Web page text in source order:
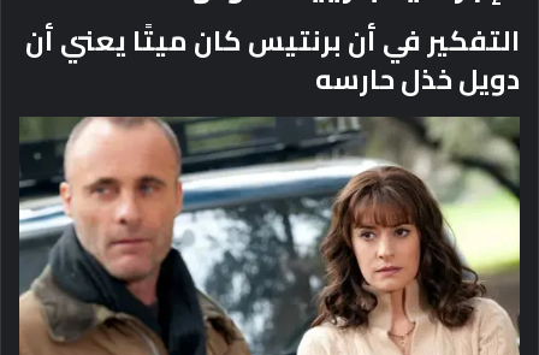
التفكير في أن برنتيس كان ميتًا يعني أن
دويل خذل حارسه